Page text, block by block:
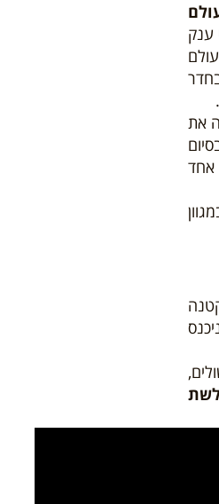
ענק
.
את
אחד